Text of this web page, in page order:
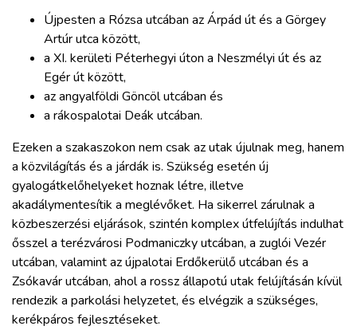
Újpesten a Rózsa utcában az Árpád út és a Görgey
Artúr utca között,
a XI. kerületi Péterhegyi úton a Neszmélyi út és az
Egér út között,
az angyalföldi Göncöl utcában és
a rákospalotai Deák utcában.
Ezeken a szakaszokon nem csak az utak újulnak meg, hanem
a közvilágítás és a járdák is. Szükség esetén új
gyalogátkelőhelyeket hoznak létre, illetve
akadálymentesítik a meglévőket. Ha sikerrel zárulnak a
közbeszerzési eljárások, szintén komplex útfelújítás indulhat
ősszel a terézvárosi Podmaniczky utcában, a zuglói Vezér
utcában, valamint az újpalotai Erdőkerülő utcában és a
Zsókavár utcában, ahol a rossz állapotú utak felújításán kívül
rendezik a parkolási helyzetet, és elvégzik a szükséges,
kerékpáros fejlesztéseket.